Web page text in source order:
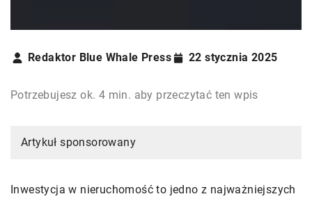
Redaktor Blue Whale Press 22 stycznia 2025
Potrzebujesz ok. 4 min. aby przeczytać ten wpis
Artykuł sponsorowany
Inwestycja w nieruchomość to jedno z najważniejszych